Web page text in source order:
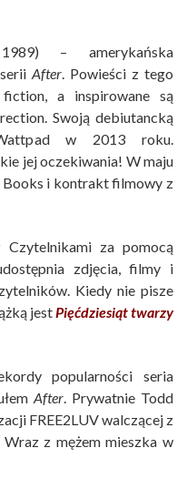
– amerykańska
After. Powieści z tego
a inspirowane są
Swoją debiutancką
w 2013 roku.
jej oczekiwania! W maju
Books i kontrakt filmowy z
za pomocą
zdjęcia, filmy i
Kiedy nie pisze
jestPięćdziesiąt twarzy
popularności seria
After. Prywatnie Todd
FREE2LUV walczącej z
Wraz z mężem mieszka w